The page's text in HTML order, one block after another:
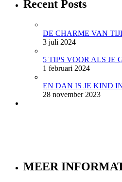
Recent Posts
DE CHARME VAN
3 juli 2024
5 TIPS VOOR ALS JE
1 februari 2024
EN DAN IS JE KIND
28 november 2023
MEER